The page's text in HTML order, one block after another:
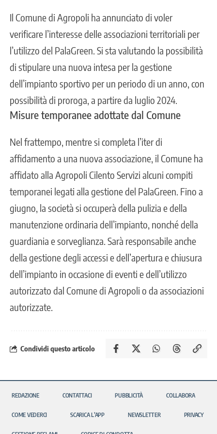
Il Comune di Agropoli ha annunciato di voler
verificare l’interesse delle associazioni territoriali per
l’utilizzo del PalaGreen. Si sta valutando la possibilità
di stipulare una nuova intesa per la gestione
dell’impianto sportivo per un periodo di un anno, con
possibilità di proroga, a partire da luglio 2024.
Misure temporanee adottate dal Comune
Nel frattempo, mentre si completa l’iter di
affidamento a una nuova associazione, il Comune ha
affidato alla Agropoli Cilento Servizi alcuni compiti
temporanei legati alla gestione del PalaGreen. Fino a
giugno, la società si occuperà della pulizia e della
manutenzione ordinaria dell’impianto, nonché della
guardiania e sorveglianza. Sarà responsabile anche
della gestione degli accessi e dell’apertura e chiusura
dell’impianto in occasione di eventi e dell’utilizzo
autorizzato dal Comune di Agropoli o da associazioni
autorizzate.
Condividi questo articolo
REDAZIONE CONTATTACI PUBBLICITÀ COLLABORA
COME VEDERCI SCARICA L’APP NEWSLETTER PRIVACY